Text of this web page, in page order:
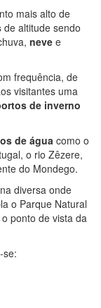
mais alto de
de altitude sendo
neve e
frequência, de
visitantes uma
de inverno
de água como o
o rio Zêzere,
do Mondego.
diversa onde
o Parque Natural
ponto de vista da
se: